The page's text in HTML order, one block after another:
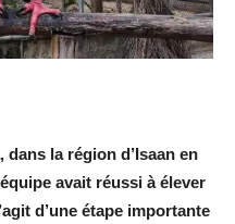
la région d’Isaan en
avait réussi à élever
d’une étape importante